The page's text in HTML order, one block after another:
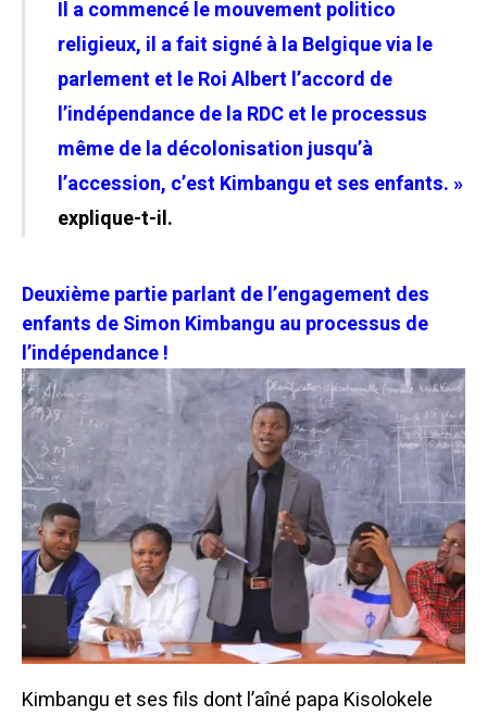
Il a commencé le mouvement politico
religieux, il a fait signé à la Belgique via le
parlement et le Roi Albert l’accord de
l’indépendance de la RDC et le processus
même de la décolonisation jusqu’à
l’accession, c’est Kimbangu et ses enfants. »
explique-t-il.
Deuxième partie parlant de l’engagement des
enfants de Simon Kimbangu au processus de
l’indépendance !
Kimbangu et ses fils dont l’aîné papa Kisolokele